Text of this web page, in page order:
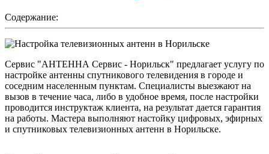
Содержание:
Сервис "АНТЕННА Сервис - Норильск" предлагает услугу по
настройке антенны спутникового телевидения в городе и
соседним населенным пунктам. Специалисты выезжают на
вызов в течение часа, либо в удобное время, после настройки
проводится инструктаж клиента, на результат дается гарантия
на работы. Мастера выполняют настойку цифровых, эфирных
и спутниковых телевизионных антенн в Норильске.